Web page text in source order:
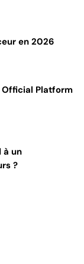
en 2026
Platform
à un
?